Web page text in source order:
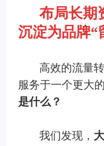
布局长期
沉淀为品牌“
高效的流量转
服务于一个更大
是什么？
我们发现，